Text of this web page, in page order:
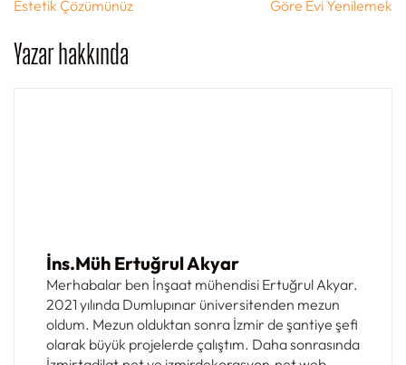
Estetik Çözümünüz
Göre Evi Yenilemek
Yazar hakkında
İns.Müh Ertuğrul Akyar
Merhabalar ben İnşaat mühendisi Ertuğrul Akyar.
2021 yılında Dumlupınar üniversitenden mezun
oldum. Mezun olduktan sonra İzmir de şantiye şefi
olarak büyük projelerde çalıştım. Daha sonrasında